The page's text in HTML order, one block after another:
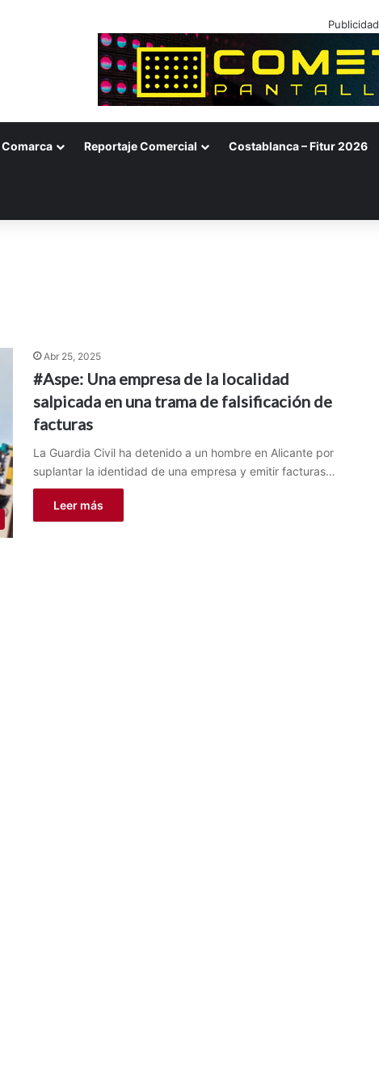
Publicidad
Comarca Reportaje Comercial Costablanca – Fitur 2026
Abr 25, 2025
#Aspe: Una empresa de la localidad
salpicada en una trama de falsificación de
facturas
La Guardia Civil ha detenido a un hombre en Alicante por
suplantar la identidad de una empresa y emitir facturas…
Leer más